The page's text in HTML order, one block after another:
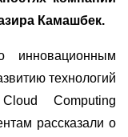
Камашбек.
инновационным
технологий
Computing
рассказали о